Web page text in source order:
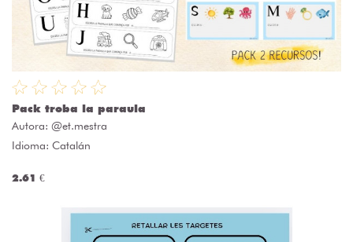
Pack troba la paraula
Autora: @et.mestra
Idioma: Catalán
2.61 €